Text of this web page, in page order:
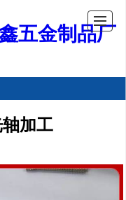
五金制品厂
加工